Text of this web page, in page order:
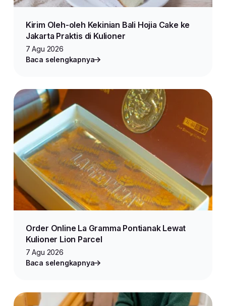
Kirim Oleh-oleh Kekinian Bali Hojia Cake ke
Jakarta Praktis di Kulioner
7 Agu 2026
Baca selengkapnya
Order Online La Gramma Pontianak Lewat
Kulioner Lion Parcel
7 Agu 2026
Baca selengkapnya